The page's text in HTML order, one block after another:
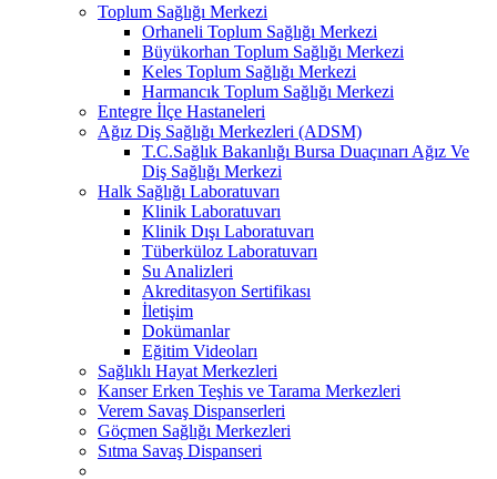
Toplum Sağlığı Merkezi
Orhaneli Toplum Sağlığı Merkezi
Büyükorhan Toplum Sağlığı Merkezi
Keles Toplum Sağlığı Merkezi
Harmancık Toplum Sağlığı Merkezi
Entegre İlçe Hastaneleri
Ağız Diş Sağlığı Merkezleri (ADSM)
T.C.Sağlık Bakanlığı Bursa Duaçınarı Ağız Ve
Diş Sağlığı Merkezi
Halk Sağlığı Laboratuvarı
Klinik Laboratuvarı
Klinik Dışı Laboratuvarı
Tüberküloz Laboratuvarı
Su Analizleri
Akreditasyon Sertifikası
İletişim
Dokümanlar
Eğitim Videoları
Sağlıklı Hayat Merkezleri
Kanser Erken Teşhis ve Tarama Merkezleri
Verem Savaş Dispanserleri
Göçmen Sağlığı Merkezleri
Sıtma Savaş Dispanseri